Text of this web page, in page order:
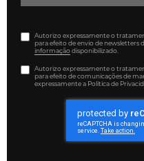
Autorizo expressamente o
para efeito de envio de newsletters
informaçãodisponibilizado.
Autorizo expressamente o
para efeito de comunicações de
expressamente a Política de